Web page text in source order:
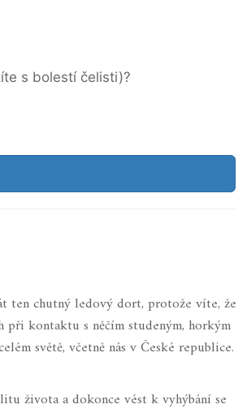
s bolestí čelisti)?
ten chutný ledový dort, protože víte, že
kontaktu s něčím studeným, horkým
světě, včetně nás v České republice.
života a dokonce vést k vyhýbání se